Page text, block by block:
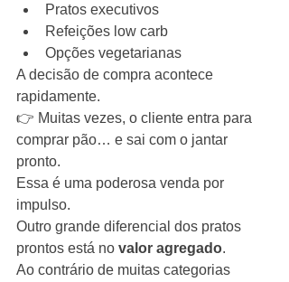
Pratos executivos
Refeições low carb
Opções vegetarianas
A decisão de compra acontece
rapidamente.
👉 Muitas vezes, o cliente entra para
comprar pão… e sai com o jantar
pronto.
Essa é uma poderosa venda por
impulso.
Outro grande diferencial dos pratos
prontos está no valor agregado.
Ao contrário de muitas categorias